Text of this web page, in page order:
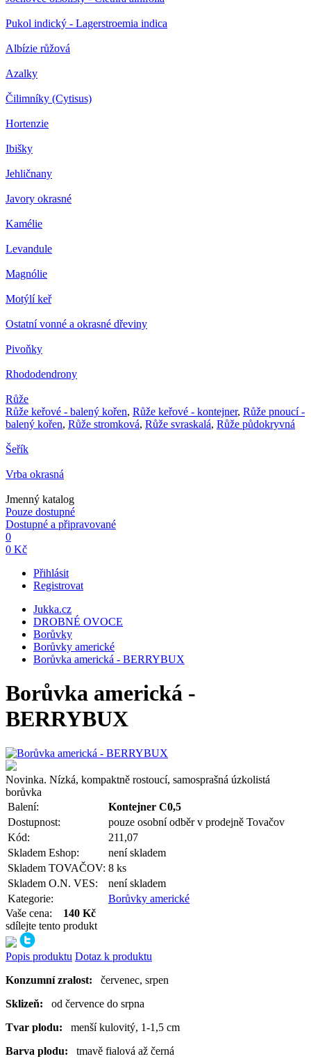
Pukol indický - Lagerstroemia indica
Albízie růžová
Azalky
Čilimníky (Cytisus)
Hortenzie
Ibišky
Jehličnany
Javory okrasné
Kamélie
Levandule
Magnólie
Motýlí keř
Ostatní vonné a okrasné dřeviny
Pivoňky
Rhododendrony
Růže
Růže keřové - balený kořen, Růže keřové - kontejner, Růže pnoucí -
balený kořen, Růže stromková, Růže svraskalá, Růže půdokryvná
Šeřík
Vrba okrasná
Jmenný katalog
Pouze dostupné
Dostupné a připravované
0
0 Kč
Přihlásit
Registrovat
Jukka.cz
DROBNÉ OVOCE
Borůvky
Borůvky americké
Borůvka americká - BERRYBUX
Borůvka americká -
BERRYBUX
Novinka. Nízká, kompaktně rostoucí, samosprašná úzkolistá
borůvka
Balení:
Kontejner C0,5
Dostupnost:
pouze osobní odběr v prodejně Tovačov
Kód:
211,07
Skladem Eshop:
není skladem
Skladem TOVAČOV: 8 ks
Skladem O.N. VES:
není skladem
Kategorie:
Borůvky americké
Vaše cena: 140 Kč
sdílejte tento produkt
Popis produktu Dotaz k produktu
Konzumní zralost: červenec, srpen
Sklizeň: od července do srpna
Tvar plodu:
menší kulovitý, 1-1,5 cm
Barva plodu:
tmavě fialová až černá